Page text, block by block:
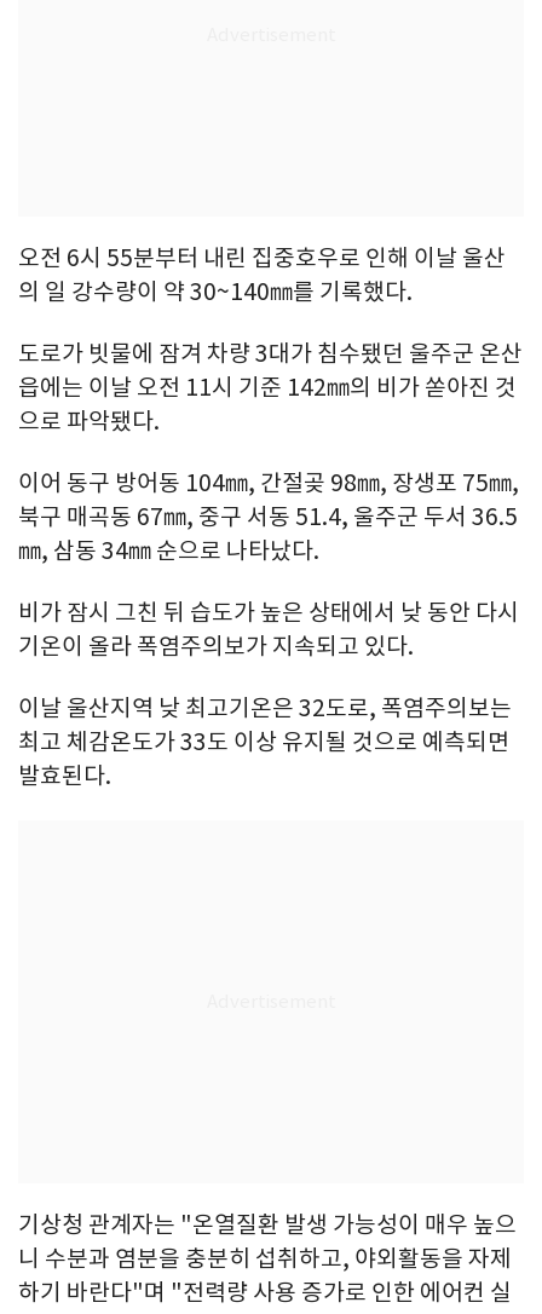
오전 6시 55분부터 내린 집중호우로 인해 이날 울산
의 일 강수량이 약 30~140㎜를 기록했다.
도로가 빗물에 잠겨 차량 3대가 침수됐던 울주군 온산
읍에는 이날 오전 11시 기준 142㎜의 비가 쏟아진 것
으로 파악됐다.
이어 동구 방어동 104㎜, 간절곶 98㎜, 장생포 75㎜,
북구 매곡동 67㎜, 중구 서동 51.4, 울주군 두서 36.5
㎜, 삼동 34㎜ 순으로 나타났다.
비가 잠시 그친 뒤 습도가 높은 상태에서 낮 동안 다시
기온이 올라 폭염주의보가 지속되고 있다.
이날 울산지역 낮 최고기온은 32도로, 폭염주의보는
최고 체감온도가 33도 이상 유지될 것으로 예측되면
발효된다.
기상청 관계자는 "온열질환 발생 가능성이 매우 높으
니 수분과 염분을 충분히 섭취하고, 야외활동을 자제
하기 바란다"며 "전력량 사용 증가로 인한 에어컨 실